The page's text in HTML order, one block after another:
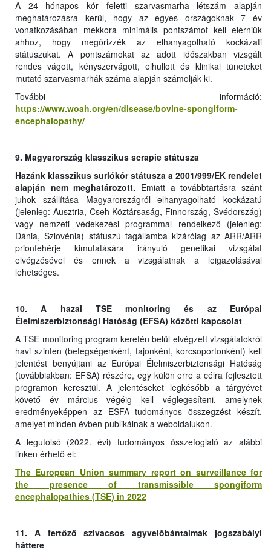
A 24 hónapos kór feletti szarvasmarha létszám alapján
meghatározásra kerül, hogy az egyes országoknak 7 év
vonatkozásában mekkora minimális pontszámot kell elérniük
ahhoz, hogy megőrizzék az elhanyagolható kockázati
státuszukat. A pontszámokat az adott időszakban vizsgált
rendes vágott, kényszervágott, elhullott és klinikai tüneteket
mutató szarvasmarhák száma alapján számolják ki.
További információ:
https://www.woah.org/en/disease/bovine-spongiform-
encephalopathy/
9. Magyarország klasszikus scrapie státusza
Hazánk klasszikus surlókór státusza a 2001/999/EK rendelet
alapján nem meghatározott. Emiatt a továbbtartásra szánt
juhok szállítása Magyarországról elhanyagolható kockázatú
(jelenleg: Ausztria, Cseh Köztársaság, Finnország, Svédország)
vagy nemzeti védekezési programmal rendelkező (jelenleg:
Dánia, Szlovénia) státuszú tagállamba kizárólag az ARR/ARR
prionfehérje kimutatására irányuló genetikai vizsgálat
elvégzésével és ennek a vizsgálatnak a leigazolásával
lehetséges.
10. A hazai TSE monitoring és az Európai
Élelmiszerbiztonsági Hatóság (EFSA) közötti kapcsolat
A TSE monitoring program keretén belül elvégzett vizsgálatokról
havi szinten (betegségenként, fajonként, korcsoportonként) kell
jelentést benyújtani az Európai Élelmiszerbiztonsági Hatóság
(továbbiakban: EFSA) részére, egy külön erre a célra fejlesztett
programon keresztül. A jelentéseket legkésőbb a tárgyévet
követő év március végéig kell véglegesíteni, amelynek
eredményeképpen az ESFA tudományos összegzést készít,
amelyet minden évben publikálnak a weboldalukon.
A legutolsó (2022. évi) tudományos összefoglaló az alábbi
linken érhető el:
The European Union summary report on surveillance for
the presence of transmissible spongiform
encephalopathies (TSE) in 2022
11. A fertőző szivacsos agyvelőbántalmak jogszabályi
háttere